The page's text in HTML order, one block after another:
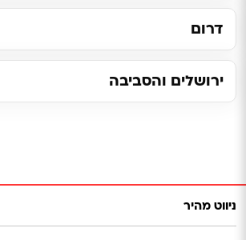
דרום
ירושלים והסביבה
ניווט מהיר